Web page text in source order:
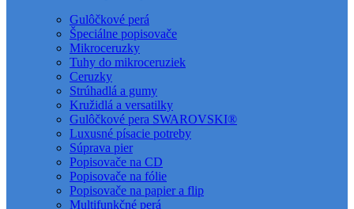
Gulôčkové perá
Špeciálne popisovače
Mikroceruzky
Tuhy do mikroceruziek
Ceruzky
Strúhadlá a gumy
Kružidlá a versatilky
Gulôčkové pera SWAROVSKI®
Luxusné písacie potreby
Súprava pier
Popisovače na CD
Popisovače na fólie
Popisovače na papier a flip
Multifunkčné perá